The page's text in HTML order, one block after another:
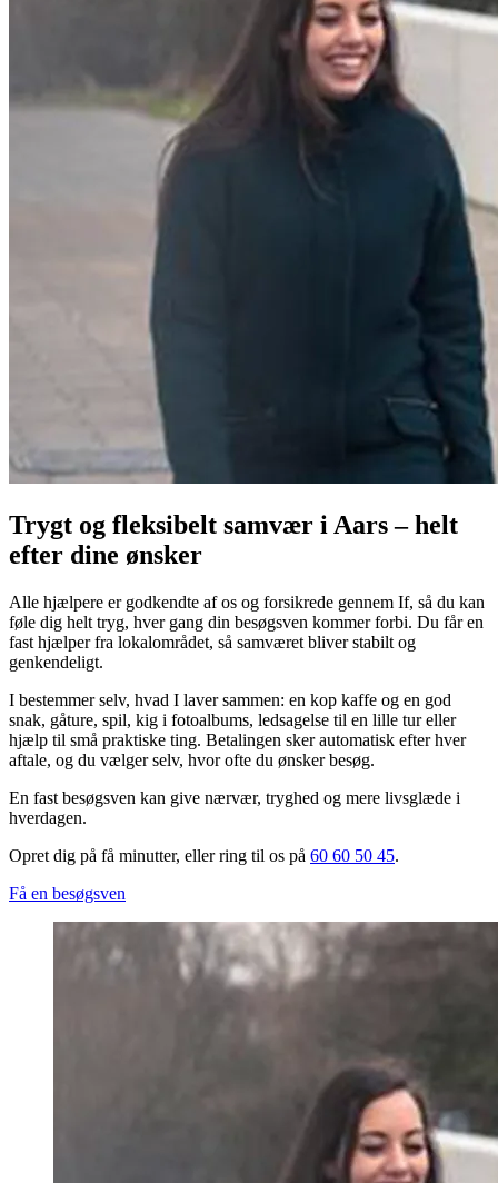
Trygt og fleksibelt samvær i Aars – helt
efter dine ønsker
Alle hjælpere er godkendte af os og forsikrede gennem If, så du kan
føle dig helt tryg, hver gang din besøgsven kommer forbi. Du får en
fast hjælper fra lokalområdet, så samværet bliver stabilt og
genkendeligt.
I bestemmer selv, hvad I laver sammen: en kop kaffe og en god
snak, gåture, spil, kig i fotoalbums, ledsagelse til en lille tur eller
hjælp til små praktiske ting. Betalingen sker automatisk efter hver
aftale, og du vælger selv, hvor ofte du ønsker besøg.
En fast besøgsven kan give nærvær, tryghed og mere livsglæde i
hverdagen.
Opret dig på få minutter, eller ring til os på 60 60 50 45.
Få en besøgsven